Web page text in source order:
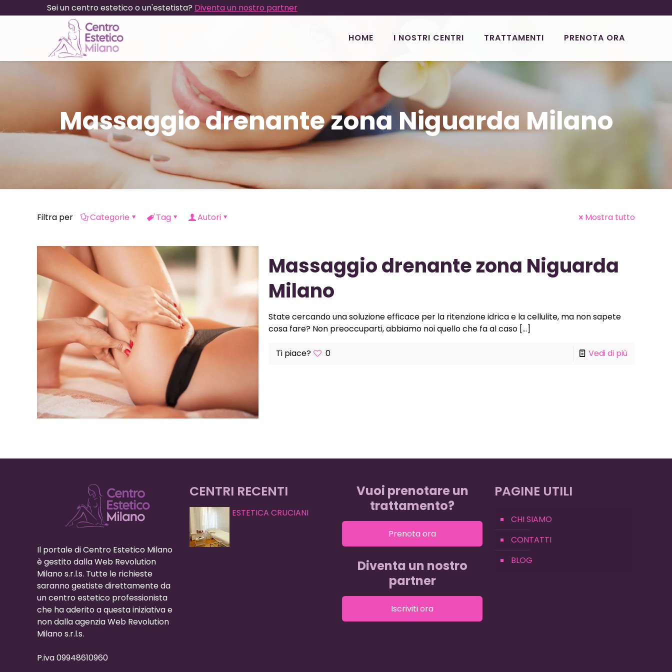
Sei un centro estetico o un'estetista? Diventa un nostro partner
HOME I NOSTRI CENTRI TRATTAMENTI PRENOTA ORA
Massaggio drenante zona Niguarda Milano
Filtra per Categorie Tag Autori Mostra tutto
Massaggio drenante zona Niguarda
Milano
State cercando una soluzione efficace per la ritenzione idrica e la cellulite, ma non sapete
cosa fare? Non preoccuparti, abbiamo noi quello che fa al caso[…]
Ti piace? 0 Vedi di più
Il portale di Centro Estetico Milano
è gestito dalla Web Revolution
Milano s.r.l.s. Tutte le richieste
saranno gestiste direttamente da
un centro estetico professionista
che ha aderito a questa iniziativa e
non dalla agenzia Web Revolution
Milano s.r.l.s.
P.iva 09948610960
CENTRI RECENTI
ESTETICA CRUCIANI
Vuoi prenotare un
trattamento?
Prenota ora
Diventa un nostro
partner
Iscriviti ora
PAGINE UTILI
CHI SIAMO
CONTATTI
BLOG